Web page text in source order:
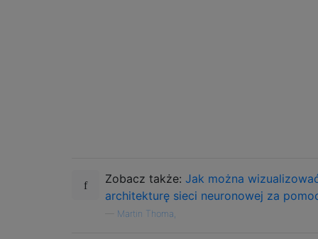
Zobacz także: Jak można
architekturę sieci neuronowej za
Martin Thoma,